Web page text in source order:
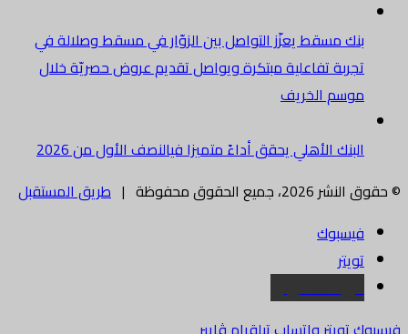
بنك مسقط يعزّز التواصل بين الزوّار في مسقط وصلالة في
تجربة تفاعلية مبتكرة ويواصل تقديم عروض حصريّة خلال
موسم الخريف
البنك الأهلي يحقق أداءً متميزا فيالنصف الأول من 2026
© حقوق النشر 2026، جميع الحقوق محفوظة |
طريق المستقبل
فيسبوك
تويتر
البريد الالكتروني